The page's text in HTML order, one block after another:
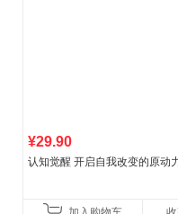
¥29.90
认知觉醒 开启自我改变的原动